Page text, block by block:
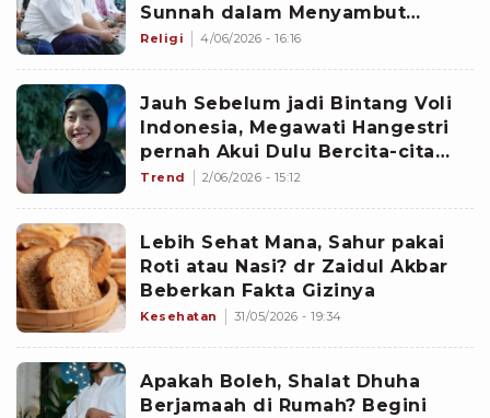
Sunnah dalam Menyambut
Tahun Baru Islam 1448 H
Religi 4/06/2026 - 16:16
Jauh Sebelum jadi Bintang Voli
Indonesia, Megawati Hangestri
pernah Akui Dulu Bercita-cita
bukan jadi Atlet
Trend 2/06/2026 - 15:12
Lebih Sehat Mana, Sahur pakai
Roti atau Nasi? dr Zaidul Akbar
Beberkan Fakta Gizinya
Kesehatan 31/05/2026 - 19:34
Apakah Boleh, Shalat Dhuha
Berjamaah di Rumah? Begini